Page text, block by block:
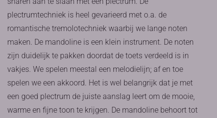
plectrumtechniek is heel gevarieerd met o.a. de
romantische tremolotechniek waarbij we lange noten
maken. De mandoline is een klein instrument. De noten
zijn duidelijk te pakken doordat de toets verdeeld is in
vakjes. We spelen meestal een melodielijn; af en toe
spelen we een akkoord. Het is wel belangrijk dat je met
een goed plectrum de juiste aanslag leert om de mooie,
warme en fijne toon te krijgen. De mandoline behoort tot